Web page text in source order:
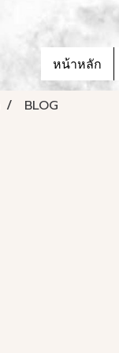
หน้าหลัก
BLOG